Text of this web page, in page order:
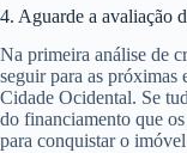
4. Aguarde a avaliação
Na primeira análise de
seguir para as próximas
Cidade Ocidental. Se
do financiamento que
para conquistar o